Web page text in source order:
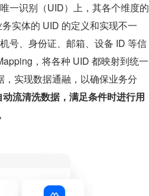
一识别（UID）上，其各个维度的
实体的 UID 的定义和实现不一
号、身份证、邮箱、设备 ID 等信
，将各种 UID 都映射到统一
实现数据通融，以确保业务分
流清洗数据，满足条件时进行用